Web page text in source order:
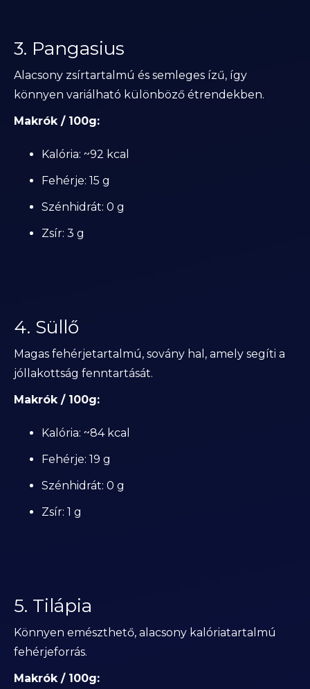
3. Pangasius
Alacsony zsírtartalmú és semleges ízű, így
könnyen variálható különböző étrendekben.
Makrók / 100g:
Kalória: ~92 kcal
Fehérje: 15 g
Szénhidrát: 0 g
Zsír: 3 g
4. Süllő
Magas fehérjetartalmú, sovány hal, amely segíti a
jóllakottság fenntartását.
Makrók / 100g:
Kalória: ~84 kcal
Fehérje: 19 g
Szénhidrát: 0 g
Zsír: 1 g
5. Tilápia
Könnyen emészthető, alacsony kalóriatartalmú
fehérjeforrás.
Makrók / 100g: